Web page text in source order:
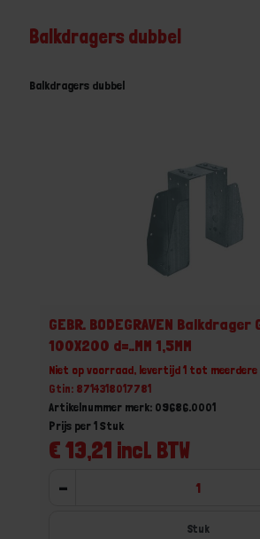
Balkdragers dubbel
Balkdragers dubbel
GEBR. BODEGRAVEN Balkdrager
100X200 d=..MM 1,5MM
Niet op voorraad, levertijd 1 tot meerdere
Gtin: 8714318017781
Artikelnummer merk: 09686.0001
€ 13,21 incl. BTW
Prijs per 1 Stuk
-
Stuk